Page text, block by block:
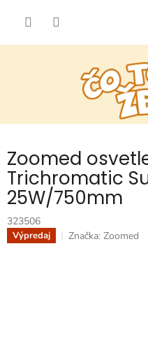
Zoomed
Trichromatic
25W/750mm
323506
Výpredaj Značka: Zoomed